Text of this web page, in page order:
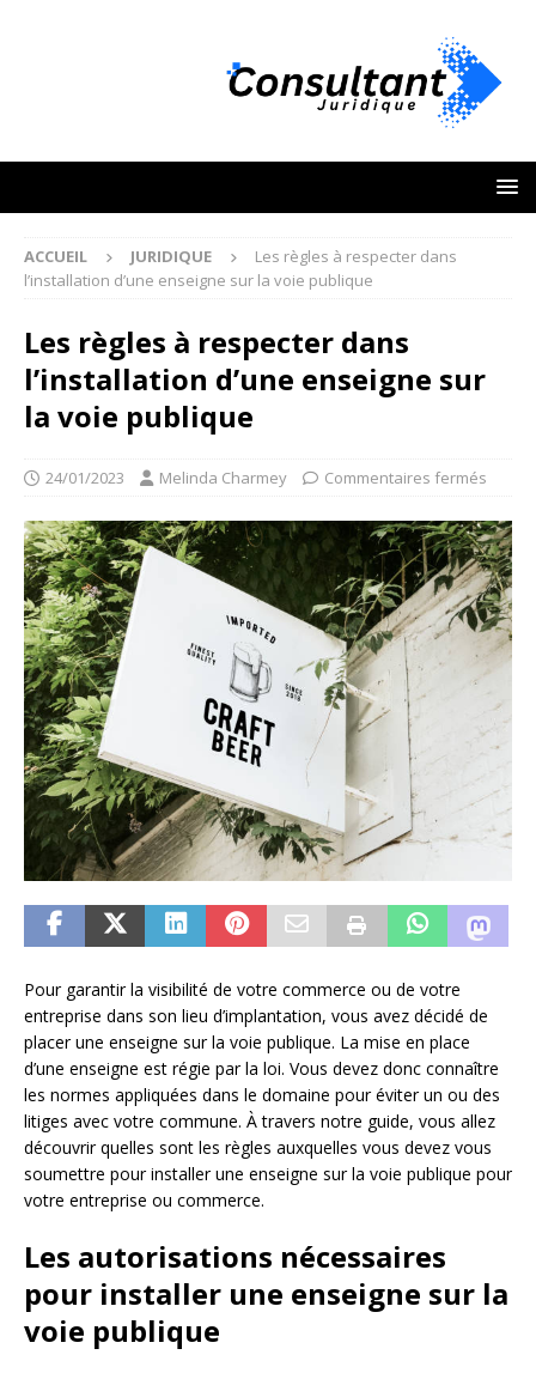
ACCUEIL JURIDIQUE
Les règles à respecter dans
l’installation d’une enseigne sur la voie publique
Les règles à respecter dans
l’installation d’une enseigne sur
la voie publique
24/01/2023 Melinda Charmey Commentaires fermés
Pour garantir la visibilité de votre commerce ou de votre
entreprise dans son lieu d’implantation, vous avez décidé de
placer une enseigne sur la voie publique. La mise en place
d’une enseigne est régie par la loi. Vous devez donc connaître
les normes appliquées dans le domaine pour éviter un ou des
litiges avec votre commune. À travers notre guide, vous allez
découvrir quelles sont les règles auxquelles vous devez vous
soumettre pour installer une enseigne sur la voie publique pour
votre entreprise ou commerce.
Les autorisations nécessaires
pour installer une enseigne sur la
voie publique